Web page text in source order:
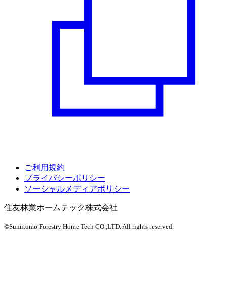
ご利用規約
プライバシーポリシー
ソーシャルメディアポリシー
住友林業ホームテック株式会社
©Sumitomo Forestry Home Tech CO.,LTD. All rights reserved.